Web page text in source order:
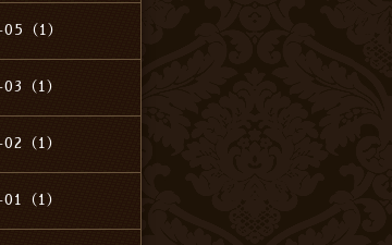
（1）
（1）
（1）
（1）